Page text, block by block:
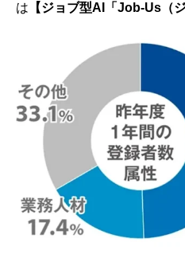
は 【ジョブ型AI「Job-Us（